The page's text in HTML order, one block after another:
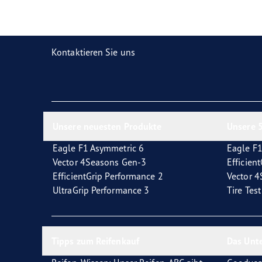
Kontaktieren Sie uns
Eagle F1 Asymmetric 6
Vector 4Seasons Gen-3
EfficientGrip Performance 2
UltraGrip Performance 3
Eagle
Vector
Tire